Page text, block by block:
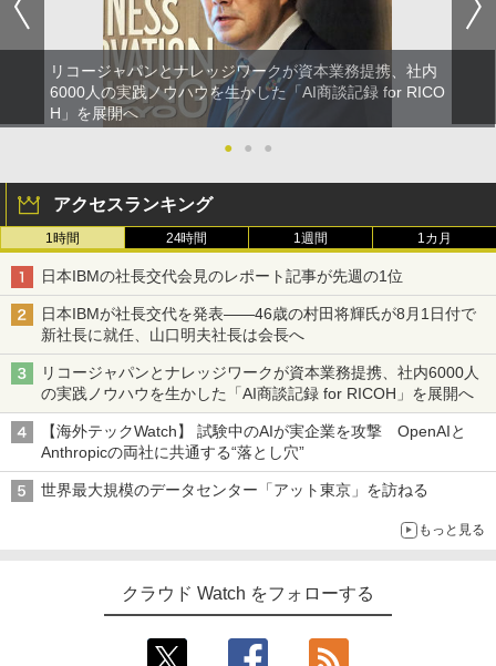
リコージャパンとナレッジワークが資本業務提携、社内
6000人の実践ノウハウを生かした「AI商談記録 for RICO
H」を展開へ
●
● ●
アクセスランキング
1時間 24時間 1週間 1カ月
日本IBMの社長交代会見のレポート記事が先週の1位
日本IBMが社長交代を発表――46歳の村田将輝氏が8月1日付で
新社長に就任、山口明夫社長は会長へ
リコージャパンとナレッジワークが資本業務提携、社内6000人
の実践ノウハウを生かした「AI商談記録 for RICOH」を展開へ
【海外テックWatch】 試験中のAIが実企業を攻撃 OpenAIと
Anthropicの両社に共通する“落とし穴”
世界最大規模のデータセンター「アット東京」を訪ねる
もっと見る
クラウド Watch をフォローする